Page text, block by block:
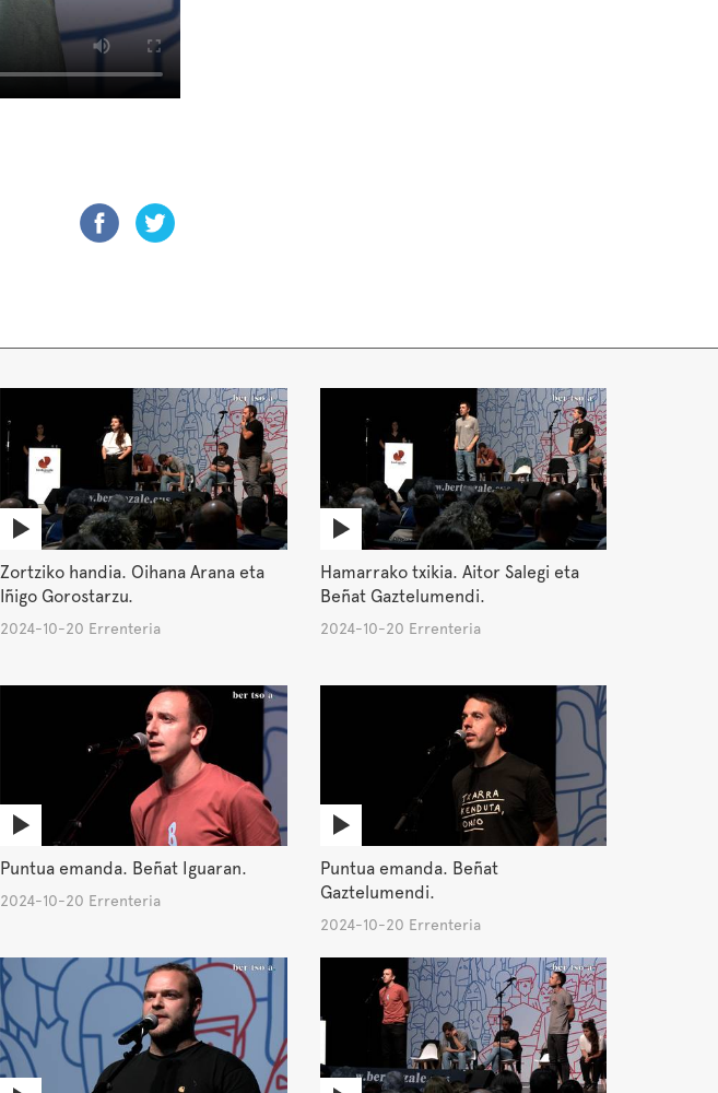
Zortziko handia. Oihana Arana eta
Iñigo Gorostarzu.
2024-10-20 Errenteria
Hamarrako txikia. Aitor Salegi eta
Beñat Gaztelumendi.
2024-10-20 Errenteria
Puntua emanda. Beñat Iguaran.
2024-10-20 Errenteria
Puntua emanda. Beñat
Gaztelumendi.
2024-10-20 Errenteria